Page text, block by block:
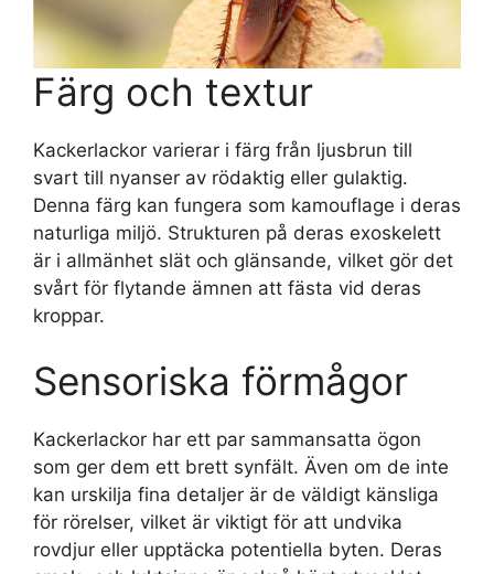
Färg och textur
Kackerlackor varierar i färg från ljusbrun till
svart till nyanser av rödaktig eller gulaktig.
Denna färg kan fungera som kamouflage i deras
naturliga miljö. Strukturen på deras exoskelett
är i allmänhet slät och glänsande, vilket gör det
svårt för flytande ämnen att fästa vid deras
kroppar.
Sensoriska förmågor
Kackerlackor har ett par sammansatta ögon
som ger dem ett brett synfält. Även om de inte
kan urskilja fina detaljer är de väldigt känsliga
för rörelser, vilket är viktigt för att undvika
rovdjur eller upptäcka potentiella byten. Deras